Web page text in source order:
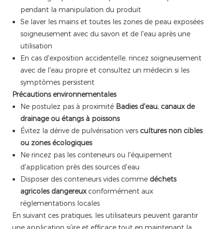
pendant la manipulation du produit
Se laver les mains et toutes les zones de peau exposées
soigneusement avec du savon et de l'eau après une
utilisation
En cas d'exposition accidentelle, rincez soigneusement
avec de l'eau propre et consultez un médecin si les
symptômes persistent
Précautions environnementales
Ne postulez pas à proximité Badies d'eau, canaux de
drainage ou étangs à poissons
Évitez la dérive de pulvérisation vers cultures non cibles
ou zones écologiques
Ne rincez pas les conteneurs ou l'équipement
d'application près des sources d'eau
Disposer des conteneurs vides comme déchets
agricoles dangereux conformément aux
réglementations locales
En suivant ces pratiques, les utilisateurs peuvent garantir